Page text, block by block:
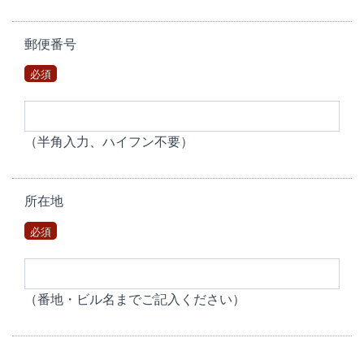
郵便番号
必須
（半角入力、ハイフン不要）
所在地
必須
（番地・ビル名までご記入ください）